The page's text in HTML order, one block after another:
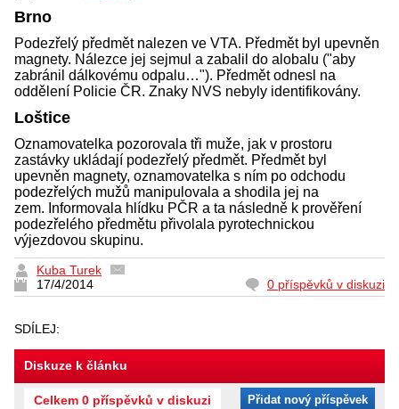
Brno
Podezřelý předmět nalezen ve VTA. Předmět byl upevněn
magnety. Nálezce jej sejmul a zabalil do alobalu ("aby
zabránil dálkovému odpalu…"). Předmět odnesl na
oddělení Policie ČR. Znaky NVS nebyly identifikovány.
Loštice
Oznamovatelka pozorovala tři muže, jak v prostoru
zastávky ukládají podezřelý předmět. Předmět byl
upevněn magnety, oznamovatelka s ním po odchodu
podezřelých mužů manipulovala a shodila jej na
zem. Informovala hlídku PČR a ta následně k prověření
podezřelého předmětu přivolala pyrotechnickou
výjezdovou skupinu.
Kuba Turek
17/4/2014
0 příspěvků v diskuzi
SDÍLEJ:
Diskuze k článku
Celkem 0 příspěvků v diskuzi Přidat nový příspěvek